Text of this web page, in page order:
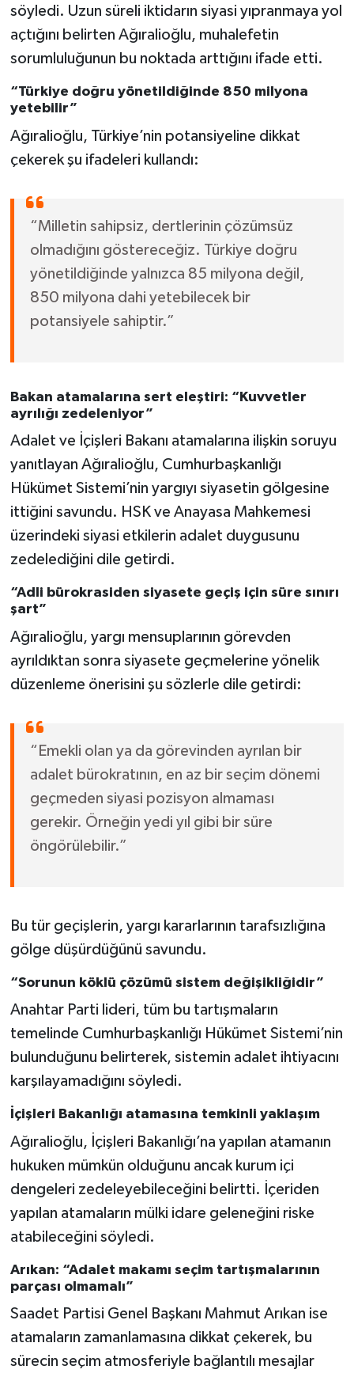
söyledi. Uzun süreli iktidarın siyasi yıpranmaya yol
açtığını belirten Ağıralioğlu, muhalefetin
sorumluluğunun bu noktada arttığını ifade etti.
“Türkiye doğru yönetildiğinde 850 milyona
yetebilir”
Ağıralioğlu, Türkiye’nin potansiyeline dikkat
çekerek şu ifadeleri kullandı:
“Milletin sahipsiz, dertlerinin çözümsüz
olmadığını göstereceğiz. Türkiye doğru
yönetildiğinde yalnızca 85 milyona değil,
850 milyona dahi yetebilecek bir
potansiyele sahiptir.”
Bakan atamalarına sert eleştiri: “Kuvvetler
ayrılığı zedeleniyor”
Adalet ve İçişleri Bakanı atamalarına ilişkin soruyu
yanıtlayan Ağıralioğlu, Cumhurbaşkanlığı
Hükümet Sistemi’nin yargıyı siyasetin gölgesine
ittiğini savundu. HSK ve Anayasa Mahkemesi
üzerindeki siyasi etkilerin adalet duygusunu
zedelediğini dile getirdi.
“Adli bürokrasiden siyasete geçiş için süre sınırı
şart”
Ağıralioğlu, yargı mensuplarının görevden
ayrıldıktan sonra siyasete geçmelerine yönelik
düzenleme önerisini şu sözlerle dile getirdi:
“Emekli olan ya da görevinden ayrılan bir
adalet bürokratının, en az bir seçim dönemi
geçmeden siyasi pozisyon almaması
gerekir. Örneğin yedi yıl gibi bir süre
öngörülebilir.”
Bu tür geçişlerin, yargı kararlarının tarafsızlığına
gölge düşürdüğünü savundu.
“Sorunun köklü çözümü sistem değişikliğidir”
Anahtar Parti lideri, tüm bu tartışmaların
temelinde Cumhurbaşkanlığı Hükümet Sistemi’nin
bulunduğunu belirterek, sistemin adalet ihtiyacını
karşılayamadığını söyledi.
İçişleri Bakanlığı atamasına temkinli yaklaşım
Ağıralioğlu, İçişleri Bakanlığı’na yapılan atamanın
hukuken mümkün olduğunu ancak kurum içi
dengeleri zedeleyebileceğini belirtti. İçeriden
yapılan atamaların mülki idare geleneğini riske
atabileceğini söyledi.
Arıkan: “Adalet makamı seçim tartışmalarının
parçası olmamalı”
Saadet Partisi Genel Başkanı Mahmut Arıkan ise
atamaların zamanlamasına dikkat çekerek, bu
sürecin seçim atmosferiyle bağlantılı mesajlar